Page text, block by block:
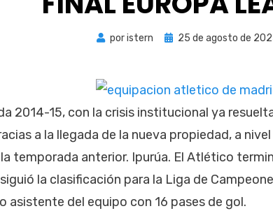
poristern
Publicada
25 de agosto de
2014-15, con la crisis institucional ya
a la llegada de la nueva propiedad, a
temporada anterior. Ipurúa. El Atlético
la clasificación para la Liga de
asistente del equipo con 16 pases de gol.